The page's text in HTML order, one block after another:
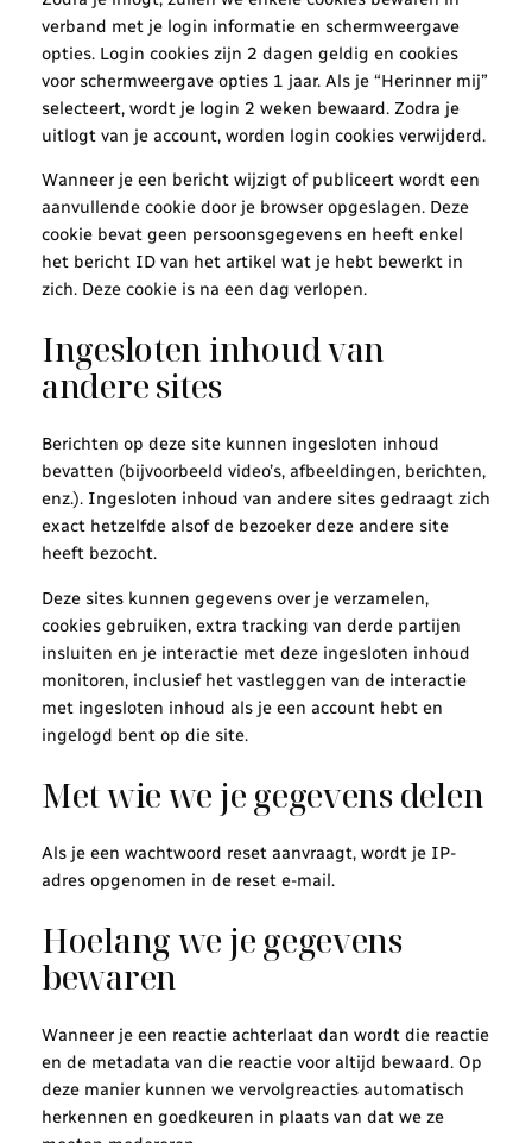
verband met je login informatie en schermweergave
opties. Login cookies zijn 2 dagen geldig en cookies
voor schermweergave opties 1 jaar. Als je “Herinner mij”
selecteert, wordt je login 2 weken bewaard. Zodra je
uitlogt van je account, worden login cookies verwijderd.
Wanneer je een bericht wijzigt of publiceert wordt een
aanvullende cookie door je browser opgeslagen. Deze
cookie bevat geen persoonsgegevens en heeft enkel
het bericht ID van het artikel wat je hebt bewerkt in
zich. Deze cookie is na een dag verlopen.
Ingesloten inhoud van
andere sites
Berichten op deze site kunnen ingesloten inhoud
bevatten (bijvoorbeeld video’s, afbeeldingen, berichten,
enz.). Ingesloten inhoud van andere sites gedraagt zich
exact hetzelfde alsof de bezoeker deze andere site
heeft bezocht.
Deze sites kunnen gegevens over je verzamelen,
cookies gebruiken, extra tracking van derde partijen
insluiten en je interactie met deze ingesloten inhoud
monitoren, inclusief het vastleggen van de interactie
met ingesloten inhoud als je een account hebt en
ingelogd bent op die site.
Met wie we je gegevens delen
Als je een wachtwoord reset aanvraagt, wordt je IP-
adres opgenomen in de reset e-mail.
Hoelang we je gegevens
bewaren
Wanneer je een reactie achterlaat dan wordt die reactie
en de metadata van die reactie voor altijd bewaard. Op
deze manier kunnen we vervolgreacties automatisch
herkennen en goedkeuren in plaats van dat we ze